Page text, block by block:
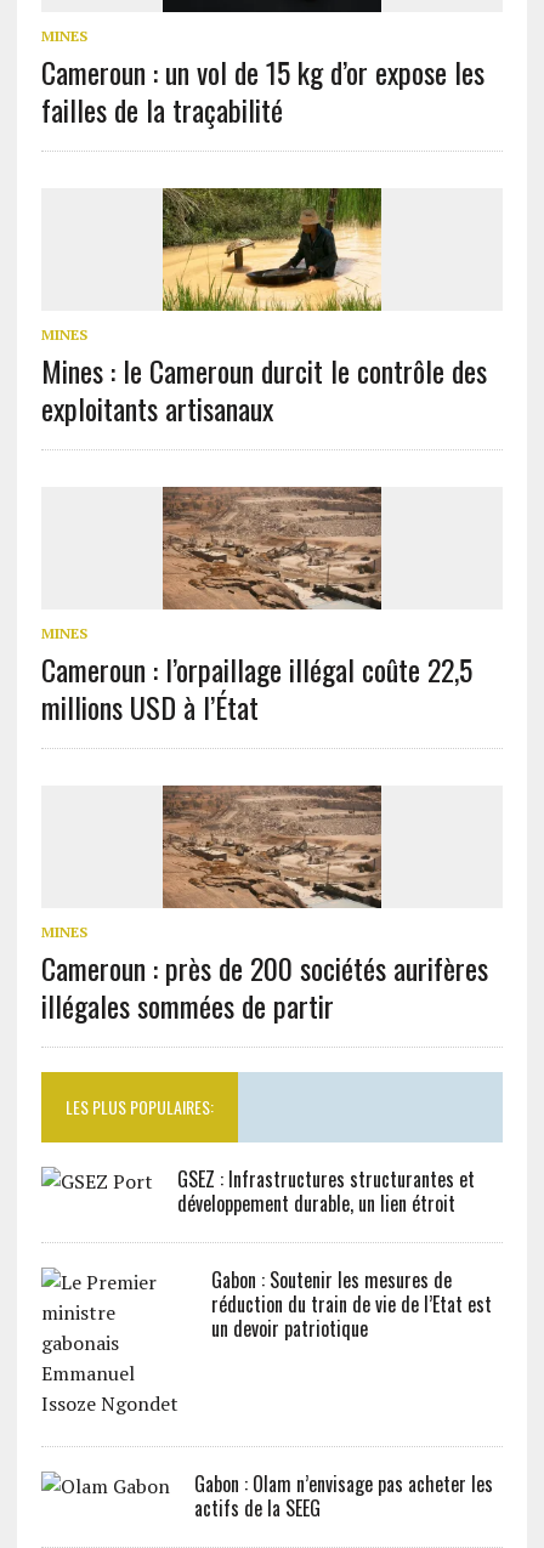
MINES
Cameroun : un vol de 15 kg d’or expose les
failles de la traçabilité
MINES
Mines : le Cameroun durcit le contrôle des
exploitants artisanaux
MINES
Cameroun : l’orpaillage illégal coûte 22,5
millions USD à l’État
MINES
Cameroun : près de 200 sociétés aurifères
illégales sommées de partir
LES PLUS POPULAIRES:
GSEZ : Infrastructures structurantes et
développement durable, un lien étroit
Gabon : Soutenir les mesures de
réduction du train de vie de l’Etat est
un devoir patriotique
Gabon : Olam n’envisage pas acheter les
actifs de la SEEG